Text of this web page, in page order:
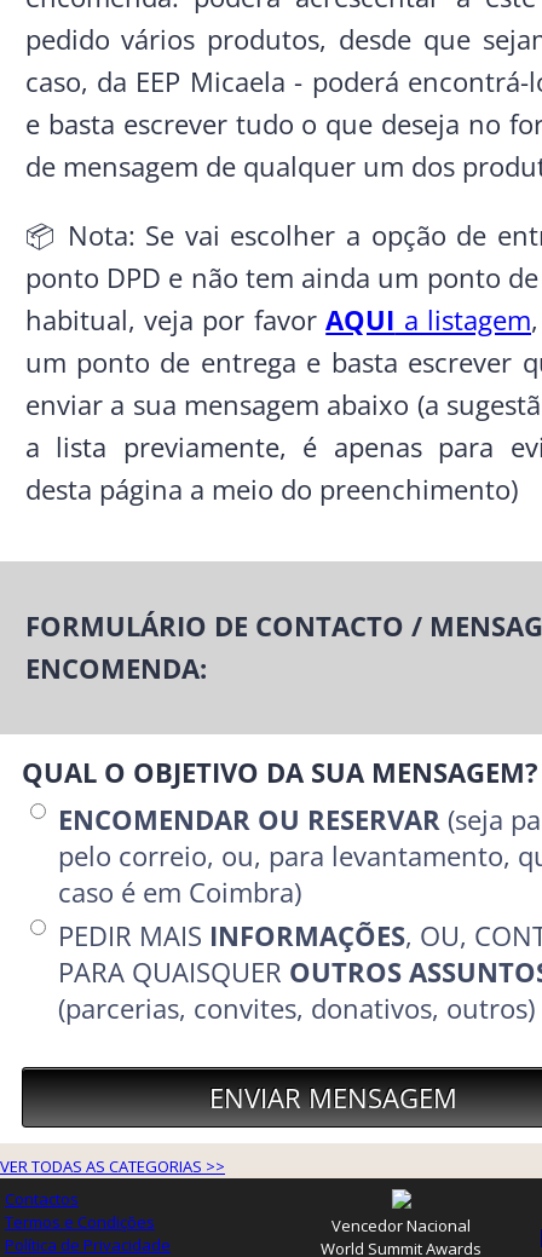
VER TODAS AS CATEGORIAS >>
Contactos
Termos e Condições
Política de Privacidade
Vencedor Nacional
World Summit Awards